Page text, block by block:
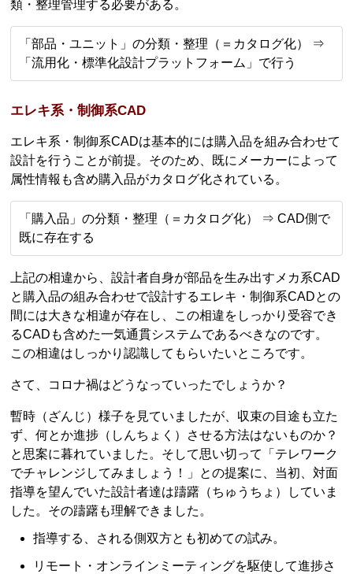
類・整理管理する必要がある。
「部品・ユニット」の分類・整理（＝カタログ化） ⇒
「流用化・標準化設計プラットフォーム」で行う
エレキ系・制御系CAD
エレキ系・制御系CADは基本的には購入品を組み合わせて
設計を行うことが前提。そのため、既にメーカーによって
属性情報も含め購入品がカタログ化されている。
「購入品」の分類・整理（＝カタログ化） ⇒ CAD側で
既に存在する
上記の相違から、設計者自身が部品を生み出すメカ系CAD
と購入品の組み合わせで設計するエレキ・制御系CADとの
間には大きな相違が存在し、この相違をしっかり受容でき
るCADも含めた一気通貫システムであるべきなのです。
この相違はしっかり認識してもらいたいところです。
さて、コロナ禍はどうなっていったでしょうか？
暫時（ざんじ）様子を見ていましたが、収束の目途も立た
ず、何とか進捗（しんちょく）させる方法はないものか？
と思案に暮れていました。そして思い切って「テレワーク
でチャレンジしてみましょう！」との提案に、当初、対面
指導を望んでいた設計者達は躊躇（ちゅうちょ）していま
した。その躊躇も理解できました。
指導する、される側双方とも初めての試み。
リモート・オンラインミーティングを駆使して進捗さ